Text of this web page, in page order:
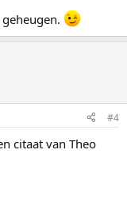
#4
citaat van Theo